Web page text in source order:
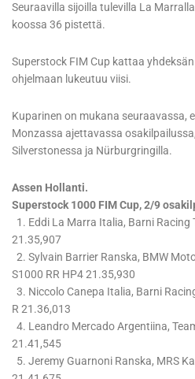
Seuraavilla sijoilla tulevilla La
koossa 36 pistettä.
Superstock FIM Cup kattaa
ohjelmaan lukeutuu viisi.
Kuparinen on mukana seuraavassa,
Monzassa ajettavassa
Silverstonessa ja Nürburgringilla.
Assen Hollanti.
Superstock 1000 FIM Cup, 2/9
1. Eddi La Marra Italia, Barni Racing
21.35,907
2. Sylvain Barrier Ranska, BMW
S1000 RR HP4 21.35,930
3. Niccolo Canepa Italia, Barni
R 21.36,013
4. Leandro Mercado Argentiina,
21.41,545
5. Jeremy Guarnoni Ranska, MRS